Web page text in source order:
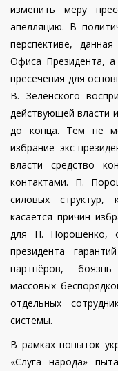
изменить меру
апелляцию. В
перспективе,
Офиса Президента, а
пресечения для
В. Зеленского
действующей власти
до конца. Тем не
избрание экс-
власти средство
контактами. П.
силовых
касается причин
для П. Порошенко,
президента
партнёров,
массовых
отдельных
системы.
В рамках попыток
«Слуга народа»